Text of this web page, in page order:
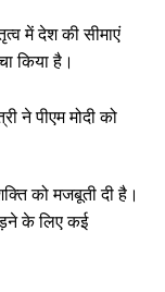
में देश की सीमाएं
किया है।
को मजबूती दी है।
के लिए कई